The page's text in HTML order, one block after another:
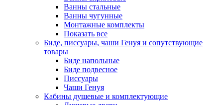
Ванны стальные
Ванны чугунные
Монтажные комплекты
Показать все
Биде, писсуары, чаши Генуя и сопутствующие
товары
Биде напольные
Биде подвесное
Писсуары
Чаши Генуя
Кабины душевые и комплектующие